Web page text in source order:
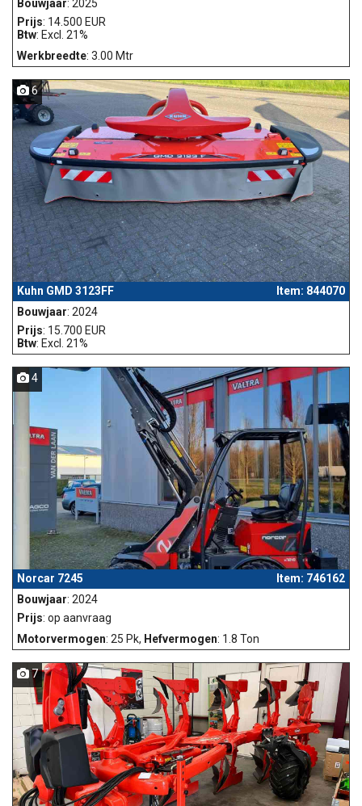
Bouwjaar: 2025
Prijs: 14.500 EUR
Btw: Excl. 21%
Werkbreedte: 3.00 Mtr
6
Kuhn GMD 3123FF
Item: 844070
Bouwjaar: 2024
Prijs: 15.700 EUR
Btw: Excl. 21%
4
Norcar 7245
Item: 746162
Bouwjaar: 2024
Prijs: op aanvraag
Motorvermogen: 25 Pk, Hefvermogen: 1.8 Ton
7